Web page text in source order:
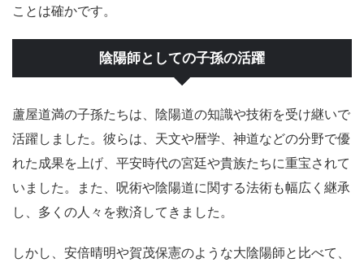
ことは確かです。
陰陽師としての子孫の活躍
蘆屋道満の子孫たちは、陰陽道の知識や技術を受け継いで
活躍しました。彼らは、天文や暦学、神道などの分野で優
れた成果を上げ、平安時代の宮廷や貴族たちに重宝されて
いました。また、呪術や陰陽道に関する法術も幅広く継承
し、多くの人々を救済してきました。
しかし、安倍晴明や賀茂保憲のような大陰陽師と比べて、